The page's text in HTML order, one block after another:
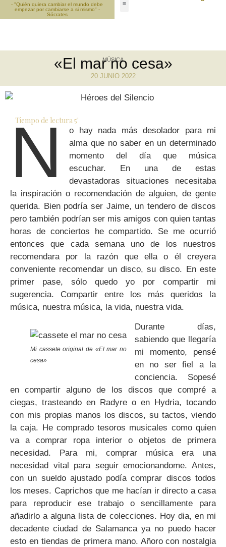
- "Quién quiera cambiar el mundo debe
empezar por cambiarse a si mismo" -
Sócrates
MÚSICA
«El mar no cesa»
20 JUNIO 2022
Tiempo de lectura5'
N
o hay nada más desolador para mi
alma que no saber en un determinado
momento del día que música
escuchar. En una de estas
devastadoras situaciones necesitaba
la inspiración o recomendación de alguien, de gente
querida. Bien podría ser Jaime, un tendero de discos
pero también podrían ser mis amigos con quien tantas
horas de conciertos he compartido. Se me ocurrió
entonces que cada semana uno de los nuestros
recomendara por la razón que ella o él creyera
conveniente recomendar un disco, su disco. En este
primer pase, sólo quedo yo por compartir mi
sugerencia. Compartir entre los más queridos la
música, nuestra música, la vida, nuestra vida.
Mi cassete original de «El mar no
cesa»
Durante días,
sabiendo que llegaría
mi momento, pensé
en no ser fiel a la
conciencia. Sopesé
en compartir alguno de los discos que compré a
ciegas, trasteando en Radyre o en Hydria, tocando
con mis propias manos los discos, su tactos, viendo
la caja. He comprado tesoros musicales como quien
va a comprar ropa interior o objetos de primera
necesidad. Para mi, comprar música era una
necesidad vital para seguir emocionandome. Antes,
con un sueldo ajustado podía comprar discos todos
los meses. Caprichos que me hacían ir directo a casa
para reproducir ese trabajo o sencillamente para
añadirlo a alguna lista de colecciones. Hoy dia, en mi
decadente ciudad de Salamanca ya no puedo hacer
esto en tiendas de primera mano. Añoro con nostalgia